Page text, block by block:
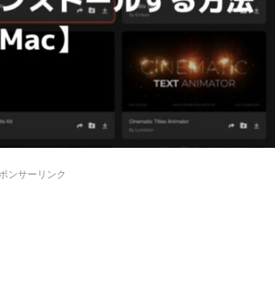
ンサーリンク